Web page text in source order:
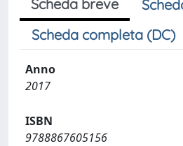
Scheda breve
Scheda completa (DC)
Anno
2017
ISBN
9788867605156